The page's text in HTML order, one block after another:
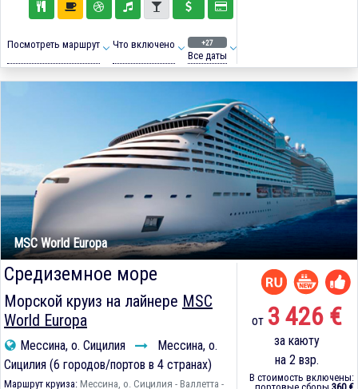
Посмотреть маршрут Что включено +27
Все даты
MSC World Europa
Средиземное море
Морской круиз на лайнере MSC
World Europa
Мессина, о. Сицилия
Мессина, о.
Сицилия (6 городов/портов в 4 странах)
Маршрут круиза: Мессина, о. Сицилия - Валлетта -
от 3 426 €
за каюту
на 2 взр.
В стоимость включены: